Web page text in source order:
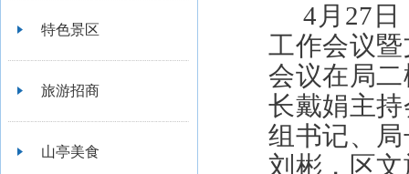
特色景区
旅游招商
山亭美食
4月27
工作会议
会议在局
长戴娟主
组书记、
刘彬 ，区